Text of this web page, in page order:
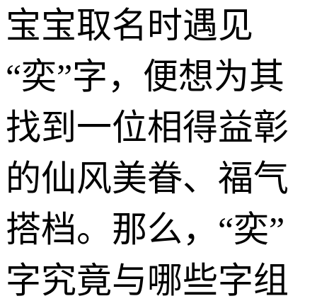
宝宝取名时遇见
“奕”字，便想为其
找到一位相得益彰
的仙风美眷、福气
搭档。那么，“奕”
字究竟与哪些字组